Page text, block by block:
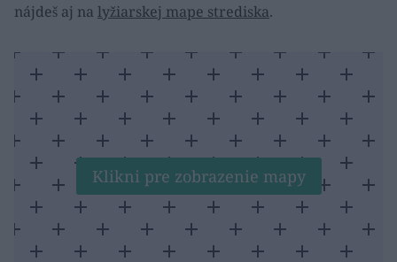
nájdeš aj na lyžiarskej mape strediska.
Klikni pre zobrazenie mapy